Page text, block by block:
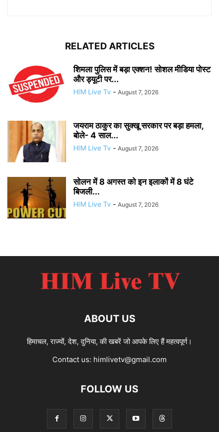
RELATED ARTICLES
शिमला पुलिस में बड़ा एक्शन! सोशल मीडिया पोस्ट
और ड्यूटी पर...
HIM Live Tv - August 7, 2026
जयराम ठाकुर का सुक्खू सरकार पर बड़ा हमला,
बोले- 4 साल...
HIM Live Tv - August 7, 2026
सोलन में 8 अगस्त को इन इलाकों में 8 घंटे
बिजली...
HIM Live Tv - August 7, 2026
ABOUT US
हिमाचल, राज्यों, देश, दुनिया, की खबरें जो आपके लिए हैं महत्वपूर्ण।
Contact us: himlivetv@gmail.com
FOLLOW US